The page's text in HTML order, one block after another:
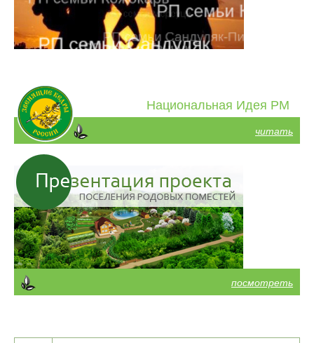
Национальная Идея РМ
читать
посмотреть